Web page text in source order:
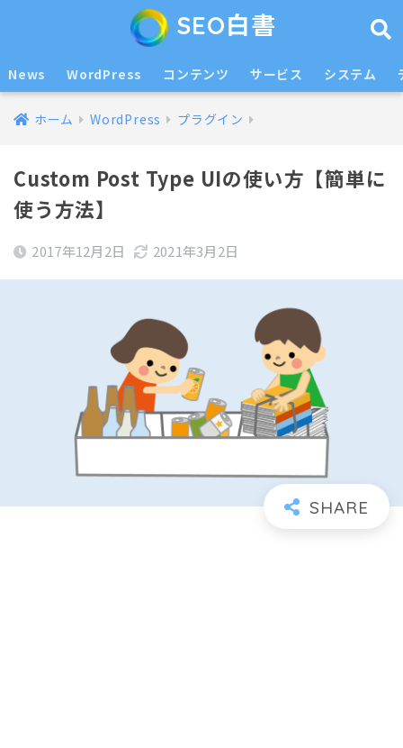
SEO白書
News WordPress コンテンツ サービス システム
ホーム WordPress プラグイン
Custom Post Type UIの使い方【簡単に
使う方法】
2017年12月2日 2021年3月2日